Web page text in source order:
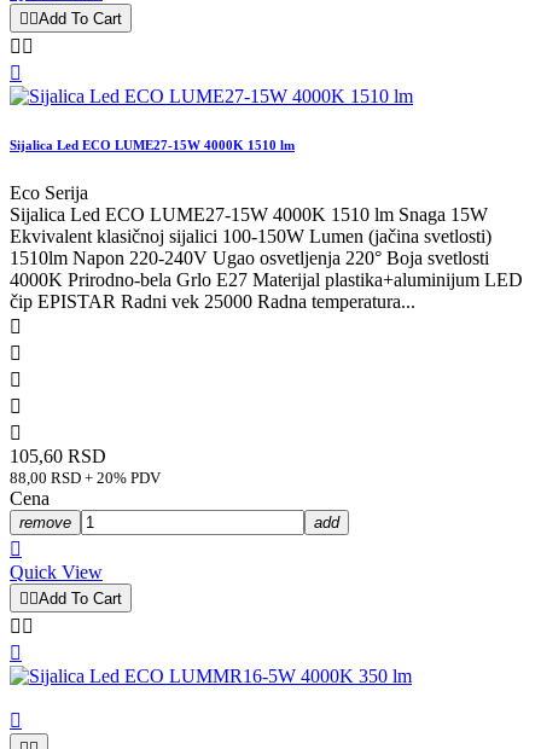
 Add To Cart
 

Sijalica Led ECO LUME27-15W 4000K 1510 lm
Eco Serija
Sijalica Led ECO LUME27-15W 4000K 1510 lm Snaga 15W
Ekvivalent klasičnoj sijalici 100-150W Lumen (jačina svetlosti)
1510lm Napon 220-240V Ugao osvetljenja 220° Boja svetlosti
4000K Prirodno-bela Grlo E27 Materijal plastika+aluminijum LED
čip EPISTAR Radni vek 25000 Radna temperatura...





105,60 RSD
88,00 RSD + 20% PDV
Cena
remove add

Quick View
 Add To Cart
 

